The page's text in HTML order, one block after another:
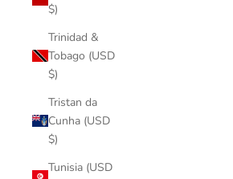
$)
Trinidad &
Tobago (USD
$)
Tristan da
Cunha (USD
$)
Tunisia (USD